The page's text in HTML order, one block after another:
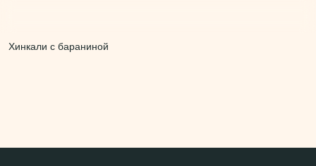
Хинкали с бараниной